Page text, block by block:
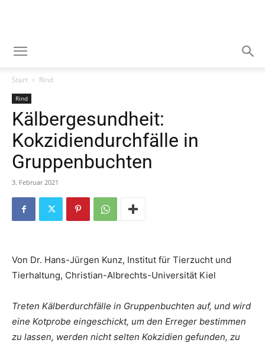
Start Rind
Rind
Kälbergesundheit:
Kokzidiendurchfälle in
Gruppenbuchten
3. Februar 2021
Von Dr. Hans-Jürgen Kunz, Institut für Tierzucht und
Tierhaltung, Christian-Albrechts-Universität Kiel
Treten Kälberdurchfälle in Gruppenbuchten auf, und wird
eine Kotprobe eingeschickt, um den Erreger bestimmen
zu lassen, werden nicht selten Kokzidien gefunden, zu